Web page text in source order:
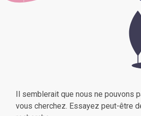
Il semblerait que nous ne pouvons
vous cherchez. Essayez peut-être